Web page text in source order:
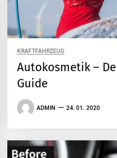
KRAFTFAHRZEUG
Autokosmetik –
Guide
ADMIN 24. 01. 2020